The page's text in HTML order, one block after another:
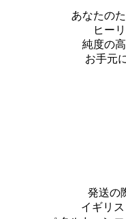
あなたの
ヒー
純度の
お手元
発送の
イギリ